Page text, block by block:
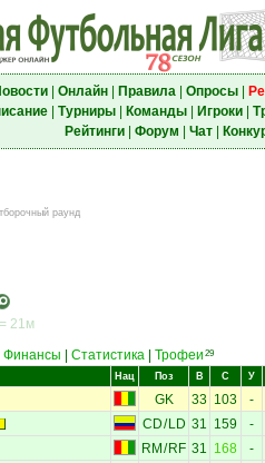
| Онлайн| Правила| Опросы|
| Турниры| Команды| Игроки|
Рейтинги| Форум Чат|
раунд
21м
Финансы Статистика Трофеи 29
Нац Поз В С У
GK 33 103 -
CD/LD 31 159 -
RM / RF 31 168 -